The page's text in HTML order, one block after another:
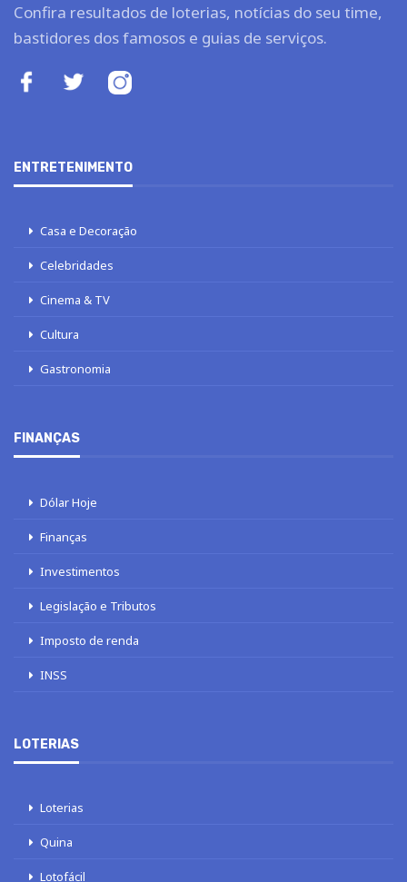
Confira resultados de loterias, notícias do seu time,
bastidores dos famosos e guias de serviços.
ENTRETENIMENTO
Casa e Decoração
Celebridades
Cinema & TV
Cultura
Gastronomia
FINANÇAS
Dólar Hoje
Finanças
Investimentos
Legislação e Tributos
Imposto de renda
INSS
LOTERIAS
Loterias
Quina
Lotofácil